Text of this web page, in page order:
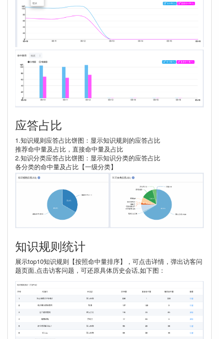
应答占比
1.知识规则应答占比饼图：显示知识规则的应答占比
推荐命中量及占比，直接命中量及占比
2.知识分类应答占比饼图：显示知识分类的应答占比
各分类的命中量及占比【一级分类】
知识规则统计
展示top10知识规则【按照命中量排序】，可点击详情，弹出访客问
题页面,点击访客问题，可还原具体历史会话,如下图：